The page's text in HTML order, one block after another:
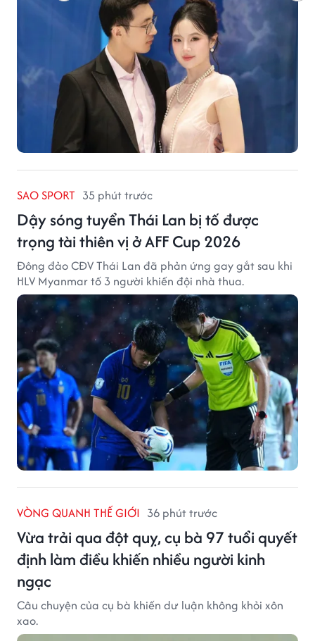
SAO SPORT 35 phút trước
Dậy sóng tuyển Thái Lan bị tố được
trọng tài thiên vị ở AFF Cup 2026
Đông đảo CĐV Thái Lan đã phản ứng gay gắt sau khi
HLV Myanmar tố 3 người khiến đội nhà thua.
VÒNG QUANH THẾ GIỚI 36 phút trước
Vừa trải qua đột quỵ, cụ bà 97 tuổi quyết
định làm điều khiến nhiều người kinh
ngạc
Câu chuyện của cụ bà khiến dư luận không khỏi xôn
xao.